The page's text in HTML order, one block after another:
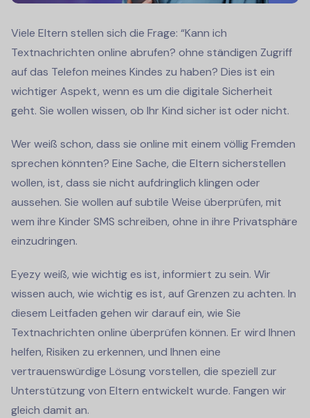
Viele Eltern stellen sich die Frage: “Kann ich
Textnachrichten online abrufen? ohne ständigen Zugriff
auf das Telefon meines Kindes zu haben? Dies ist ein
wichtiger Aspekt, wenn es um die digitale Sicherheit
geht. Sie wollen wissen, ob Ihr Kind sicher ist oder nicht.
Wer weiß schon, dass sie online mit einem völlig Fremden
sprechen könnten? Eine Sache, die Eltern sicherstellen
wollen, ist, dass sie nicht aufdringlich klingen oder
aussehen. Sie wollen auf subtile Weise überprüfen, mit
wem ihre Kinder SMS schreiben, ohne in ihre Privatsphäre
einzudringen.
Eyezy weiß, wie wichtig es ist, informiert zu sein. Wir
wissen auch, wie wichtig es ist, auf Grenzen zu achten. In
diesem Leitfaden gehen wir darauf ein, wie Sie
Textnachrichten online überprüfen können. Er wird Ihnen
helfen, Risiken zu erkennen, und Ihnen eine
vertrauenswürdige Lösung vorstellen, die speziell zur
Unterstützung von Eltern entwickelt wurde. Fangen wir
gleich damit an.